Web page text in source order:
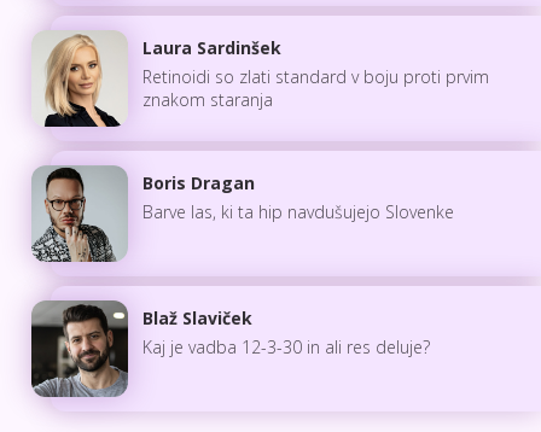
Laura Sardinšek
Retinoidi so zlati standard v boju proti prvim
znakom staranja
Boris Dragan
Barve las, ki ta hip navdušujejo Slovenke
Blaž Slaviček
Kaj je vadba 12-3-30 in ali res deluje?